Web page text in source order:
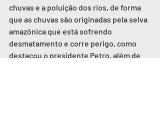
chuvas e a poluição dos rios, de forma
que as chuvas são originadas pela selva
amazônica que está sofrendo
desmatamento e corre perigo, como
destacou o presidente Petro, além de